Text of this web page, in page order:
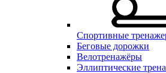
Спортивные
Беговые дорожки
Велотренажёры
Эллиптические